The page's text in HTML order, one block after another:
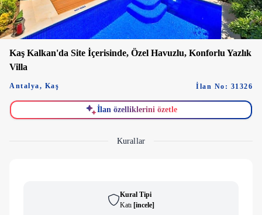
Kaş Kalkan'da Site İçerisinde, Özel Havuzlu, Konforlu Yazlık
Villa
Antalya, Kaş İlan No: 31326
İlan özelliklerini özetle
Kurallar
Kural Tipi
Katı [i̇ncele]